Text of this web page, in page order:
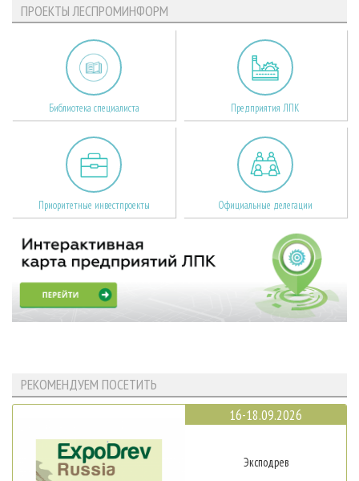
ПРОЕКТЫ ЛЕСПРОМИНФОРМ
Библиотека специалиста Предприятия ЛПК
Приоритетные инвестпроекты Официальные делегации
РЕКОМЕНДУЕМ ПОСЕТИТЬ
16-18.09.2026
Эксподрев